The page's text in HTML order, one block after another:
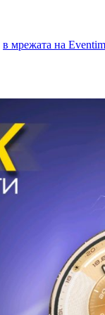
в мрежата на Eventim